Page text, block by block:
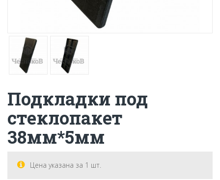
Подкладки под
стеклопакет
38мм*5мм
Цена указана за 1 шт.